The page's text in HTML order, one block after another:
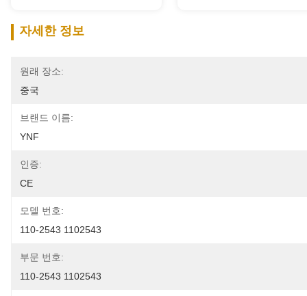
자세한 정보
원래 장소:
중국
브랜드 이름:
YNF
인증:
CE
모델 번호:
110-2543 1102543
부문 번호:
110-2543 1102543